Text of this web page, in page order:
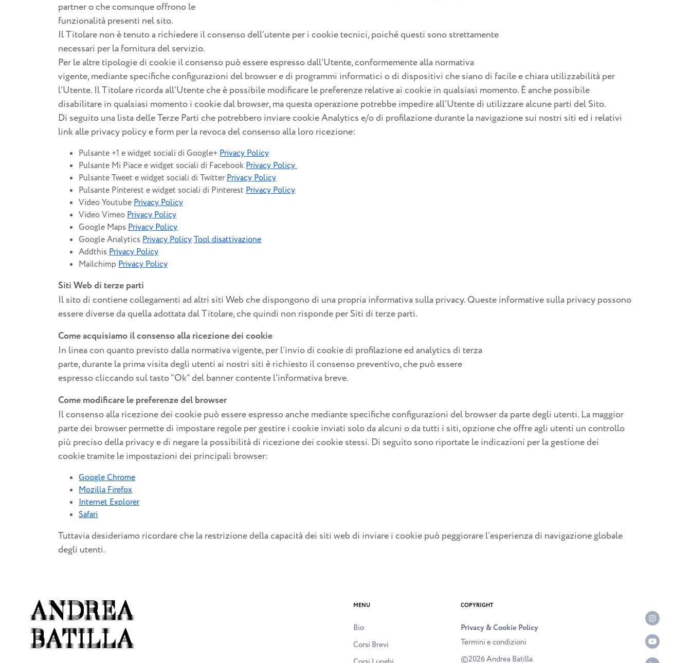
partner o che comunque offrono le
funzionalità presenti nel sito.
Il Titolare non è tenuto a richiedere il consenso dell’utente per i cookie tecnici, poiché questi sono strettamente
necessari per la fornitura del servizio.
Per le altre tipologie di cookie il consenso può essere espresso dall’Utente, conformemente alla normativa
vigente, mediante specifiche configurazioni del browser e di programmi informatici o di dispositivi che siano di facile e chiara utilizzabilità per
l’Utente. Il Titolare ricorda all’Utente che è possibile modificare le preferenze relative ai cookie in qualsiasi momento. È anche possibile
disabilitare in qualsiasi momento i cookie dal browser, ma questa operazione potrebbe impedire all’Utente di utilizzare alcune parti del Sito.
Di seguito una lista delle Terze Parti che potrebbero inviare cookie Analytics e/o di profilazione durante la navigazione sui nostri siti ed i relativi
link alle privacy policy e form per la revoca del consenso alla loro ricezione:
Pulsante +1 e widget sociali di Google+ Privacy Policy
Pulsante Mi Piace e widget sociali di Facebook Privacy Policy
Pulsante Tweet e widget sociali di TwitterPrivacy Policy
Pulsante Pinterest e widget sociali di Pinterest Privacy Policy
Video Youtube Privacy Policy
Video Vimeo Privacy Policy
Google Maps Privacy Policy
Google Analytics Privacy PolicyTool disattivazione
Addthis Privacy Policy
Mailchimp Privacy Policy
Siti Web di terze parti
Il sito di contiene collegamenti ad altri siti Web che dispongono di una propria informativa sulla privacy. Queste informative sulla privacy possono
essere diverse da quella adottata dal Titolare, che quindi non risponde per Siti di terze parti.
Come acquisiamo il consenso alla ricezione dei cookie
In linea con quanto previsto dalla normativa vigente, per l’invio di cookie di profilazione ed analytics di terza
parte, durante la prima visita degli utenti ai nostri siti è richiesto il consenso preventivo, che può essere
espresso cliccando sul tasto “Ok” del banner contente l’informativa breve.
Come modificare le preferenze del browser
Il consenso alla ricezione dei cookie può essere espresso anche mediante specifiche configurazioni del browser da parte degli utenti. La maggior
parte dei browser permette di impostare regole per gestire i cookie inviati solo da alcuni o da tutti i siti, opzione che offre agli utenti un controllo
più preciso della privacy e di negare la possibilità di ricezione dei cookie stessi. Di seguito sono riportate le indicazioni per la gestione dei
cookie tramite le impostazioni dei principali browser:
Google Chrome
Mozilla Firefox
Internet Explorer
Safari
Tuttavia desideriamo ricordare che la restrizione della capacità dei siti web di inviare i cookie può peggiorare l’esperienza di navigazione globale
degli utenti.
MENU
Bio
Corsi Brevi
COPYRIGHT
Privacy & Cookie Policy
Termini e condizioni
©2026 Andrea Batilla